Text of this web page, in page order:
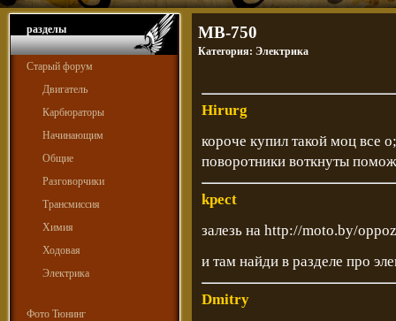
разделы
Старый форум
Двигатель
Карбюраторы
Начинающим
Общие
Разговорчики
Трансмиссия
Химия
Ходовая
Электрика
Фото Тюнинг
МВ-750
Категория: Электрика
Hirurg
короче купил такой моц все
поворотники воткнуты
kpect
залезь на http://moto.by/
и там найди в разделе про
Dmitry